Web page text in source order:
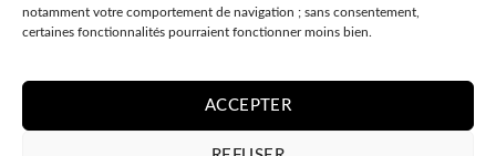
notamment votre comportement de navigation ; sans consentement,
certaines fonctionnalités pourraient fonctionner moins bien.
ACCEPTER
Contactez-nous